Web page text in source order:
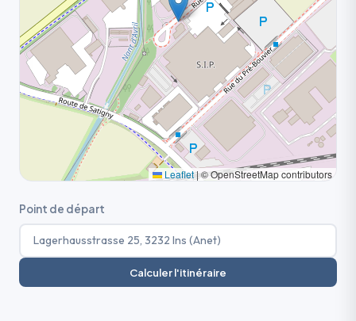
Leaflet|© OpenStreetMap contributors
Point de départ
Calculer l'itinéraire